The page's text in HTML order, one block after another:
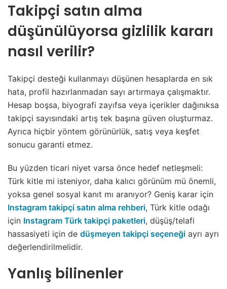
Takipçi satın alma
düşünülüyorsa gizlilik kararı
nasıl verilir?
Takipçi desteği kullanmayı düşünen hesaplarda en sık
hata, profil hazırlanmadan sayı artırmaya çalışmaktır.
Hesap boşsa, biyografi zayıfsa veya içerikler dağınıksa
takipçi sayısındaki artış tek başına güven oluşturmaz.
Ayrıca hiçbir yöntem görünürlük, satış veya keşfet
sonucu garanti etmez.
Bu yüzden ticari niyet varsa önce hedef netleşmeli:
Türk kitle mi isteniyor, daha kalıcı görünüm mü önemli,
yoksa genel sosyal kanıt mı aranıyor? Geniş karar için
Instagram takipçi satın alma rehberi, Türk kitle odağı
için Instagram Türk takipçi paketleri, düşüş/telafi
hassasiyeti için de düşmeyen takipçi seçeneği ayrı ayrı
değerlendirilmelidir.
Yanlış bilinenler